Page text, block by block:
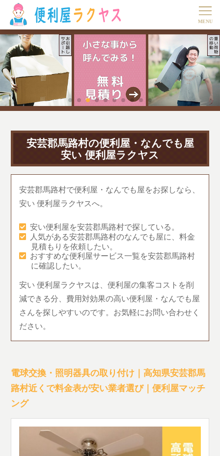
安芸郡馬路村の便利屋・なんでも屋
安い 便利屋ラクヤス
安芸郡馬路村で便利屋・なんでも屋をお探しなら、
安い 便利屋ラクヤスへ。
安い便利屋を安芸郡馬路村で探している。
人気がある安芸郡馬路村のなんでも屋に、料金
見積もりを依頼したい。
おすすめな便利屋サービス一覧を安芸郡馬路村
に確認したい。
安い 便利屋ラクヤスは、便利屋の集客コストを削
減できる分、費用対効果の高い便利屋・なんでも屋
さんを探しやすいのです。お気軽にお問い合わせく
ださい。
電球交換・照明器具の取り付け｜高知県安芸郡馬
路村近くで料金表が安い業者選び｜便利屋マッチ
ング